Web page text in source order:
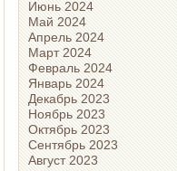
Июнь 2024
Май 2024
Апрель 2024
Март 2024
Февраль 2024
Январь 2024
Декабрь 2023
Ноябрь 2023
Октябрь 2023
Сентябрь 2023
Август 2023